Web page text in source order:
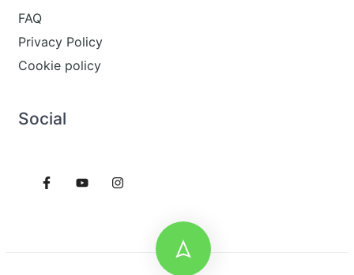
FAQ
Privacy Policy
Cookie policy
Social